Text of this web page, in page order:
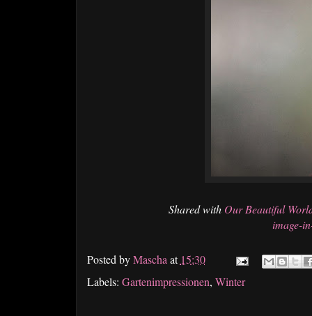
Shared with Our Beautiful
image-
Posted byMascha at 15:30
Labels: Gartenimpressionen, Winter